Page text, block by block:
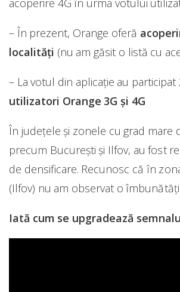
acoperire 4G în urma votului
– În prezent, Orange oferă
localități (nu am găsit o listă cu
– La votul din aplicație au participat
utilizatori Orange 3G și 4G
În județele și zonele cu grad mare
precum București și Ilfov, au fost
de densificare. Recunosc că în
(Ilfov) nu am observat o
Iată cum se upgradează